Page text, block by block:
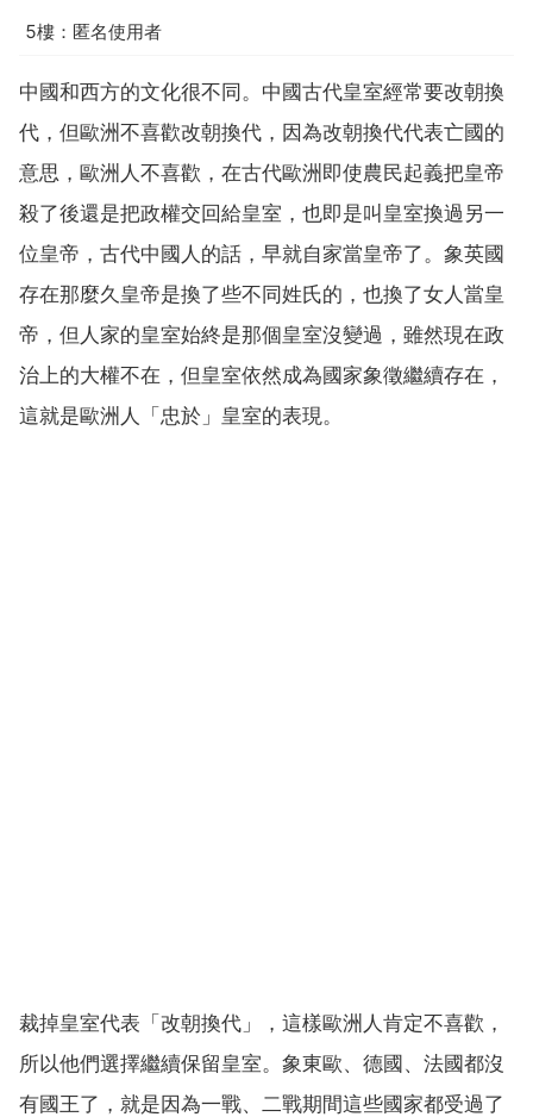
5樓：匿名使用者
中國和西方的文化很不同。中國古代皇室經常要改朝換
代，但歐洲不喜歡改朝換代，因為改朝換代代表亡國的
意思，歐洲人不喜歡，在古代歐洲即使農民起義把皇帝
殺了後還是把政權交回給皇室，也即是叫皇室換過另一
位皇帝，古代中國人的話，早就自家當皇帝了。象英國
存在那麼久皇帝是換了些不同姓氏的，也換了女人當皇
帝，但人家的皇室始終是那個皇室沒變過，雖然現在政
治上的大權不在，但皇室依然成為國家象徵繼續存在，
這就是歐洲人「忠於」皇室的表現。
裁掉皇室代表「改朝換代」，這樣歐洲人肯定不喜歡，
所以他們選擇繼續保留皇室。象東歐、德國、法國都沒
有國王了，就是因為一戰、二戰期間這些國家都受過了